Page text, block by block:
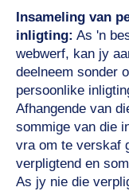
Insameling van
inligting: As 'n
webwerf, kan jy
deelneem sonder
persoonlike
Afhangende van
sommige van die
vra om te verskaf
verpligtend en
As jy nie die